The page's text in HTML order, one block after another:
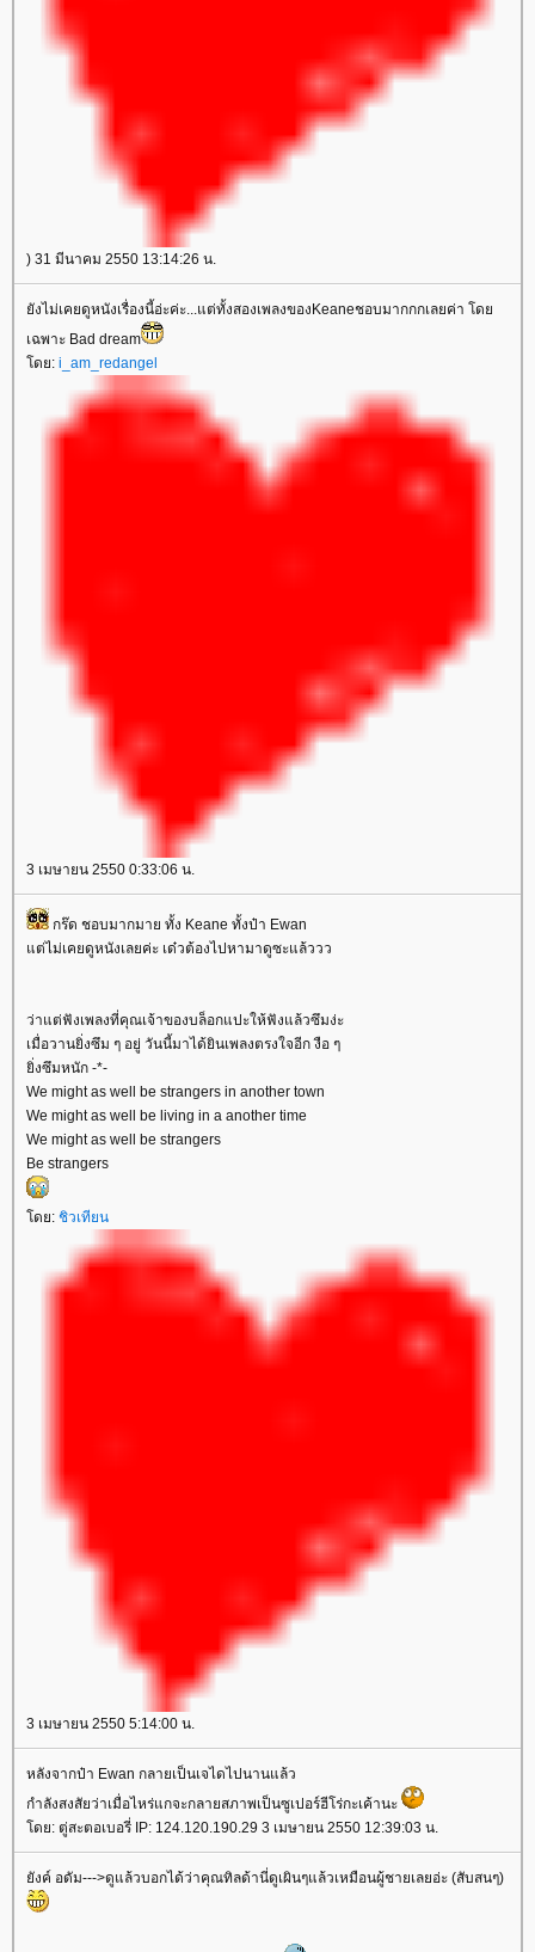
) 31 มีนาคม 2550 13:14:26 น.
ังไม่เคยดูหนังเรื่องนี้อ่ะค่ะ...แต่ทั้งสองเพลงของKeaneชอบมากกกเลยค่า โด
เฉพาะ Bad dream
ดย: i_am_redangel
3 เมษายน 2550 0:33:06 น.
กร๊ด ชอบมากมาย ทั้ง Keane ทั้งป๋า Ewan
ต่ไม่เคยดูหนังเลยค่ะ เด๋วต้องไปหามาดูซะแล้ววว
ว่าแต่ฟังเพลงที่คุณเจ้าของบล็อกแปะให้ฟังแล้วซึมง่ะ
เมื่อวานยิ่งซึม ๆ อยู่ วันนี้มาได้ยินเพลงตรงใจอีก งือ ๆ
ิ่งซึมหนัก -*-
We might as well be strangers in another town
We might as well be living in a another time
We might as well be strangers
Be strangers
ดย: ชิวเทียน
3 เมษายน 2550 5:14:00 น.
หลังจากป๋า Ewan กลายเป็นเจไดไปนานแล้ว
กำลังสงสัยว่าเมื่อไหร่แกจะกลายสภาพเป็นซูเปอร์ฮีโร่กะเค้านะ
ดย: ตู่สะตอเบอรี่ IP: 124.120.190.29 3 เมษายน 2550 12:39:03 น.
ังค์ อดัม--->ดูแล้วบอกได้ว่าคุณทิลด้านี่ดูเผินๆแล้วเหมือนผู้ชายเลยอ่ะ (สับสนๆ)